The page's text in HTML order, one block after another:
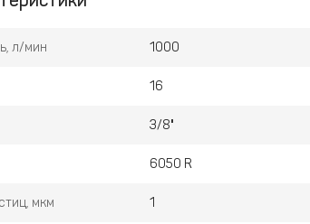
л/мин 1000
16
3/8"
6050 R
мкм 1